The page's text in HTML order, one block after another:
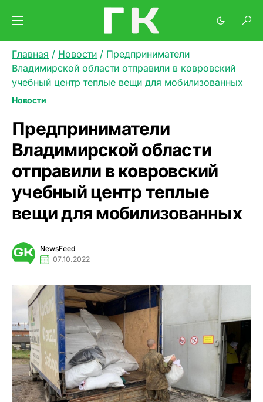
Главная / Новости / Предприниматели
Владимирской области отправили в ковровский
учебный центр теплые вещи для мобилизованных
Новости
Предприниматели
Владимирской области
отправили в ковровский
учебный центр теплые
вещи для мобилизованных
NewsFeed
07.10.2022